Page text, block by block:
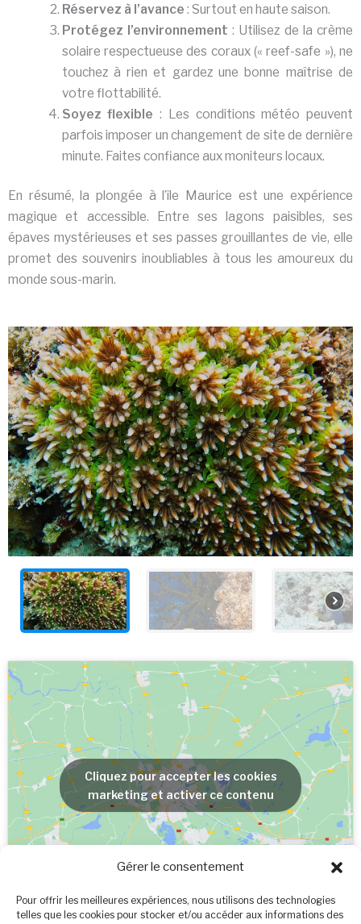
Gérer le consentement
Pour offrir les meilleures expériences, nous utilisons des technologies
telles que les cookies pour stocker et/ou accéder aux informations des
Réservez à l’avance : Surtout en haute saison.
Protégez l’environnement : Utilisez de la crème
solaire respectueuse des coraux (« reef-safe »), ne
touchez à rien et gardez une bonne maîtrise de
votre flottabilité.
Soyez flexible : Les conditions météo peuvent
parfois imposer un changement de site de dernière
minute. Faites confiance aux moniteurs locaux.
En résumé, la plongée à l’île Maurice est une expérience
magique et accessible. Entre ses lagons paisibles, ses
épaves mystérieuses et ses passes grouillantes de vie, elle
promet des souvenirs inoubliables à tous les amoureux du
monde sous-marin.
Cliquez pour accepter les cookies
marketing et activer ce contenu